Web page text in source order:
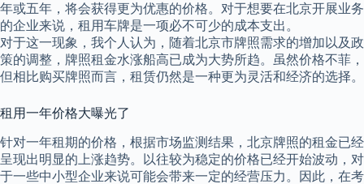
年或五年，将会获得更为优惠的价格。对于想要在北京开展业务
的企业来说，租用车牌是一项必不可少的成本支出。
对于这一现象，我个人认为，随着北京市牌照需求的增加以及政
策的调整，牌照租金水涨船高已成为大势所趋。虽然价格不菲，
但相比购买牌照而言，租赁仍然是一种更为灵活和经济的选择。
租用一年价格大曝光了
针对一年租期的价格，根据市场监测结果，北京牌照的租金已经
呈现出明显的上涨趋势。以往较为稳定的价格已经开始波动，对
于一些中小型企业来说可能会带来一定的经营压力。因此，在考